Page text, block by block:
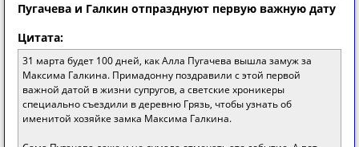
Пугачева и Галкин отпразднуют первую важную дату
Цитата:
31 марта будет 100 дней, как Алла Пугачева вышла замуж за
Максима Галкина. Примадонну поздравили с этой первой
важной датой в жизни супругов, а светские хроникеры
специально съездили в деревню Грязь, чтобы узнать об
именитой хозяйке замка Максима Галкина.